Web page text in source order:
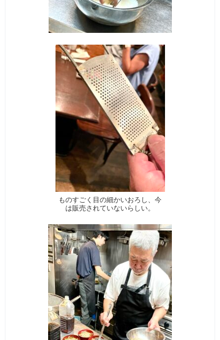
ものすごく目の細かいおろし、今
は販売されていないらしい。